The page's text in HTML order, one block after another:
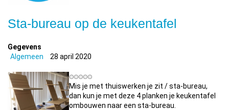
Sta-bureau op de keukentafel
Gegevens
Algemeen
28 april 2020
Mis je met thuiswerken je zit / sta-bureau,
dan kun je met deze 4 planken je keukentafel
ombouwen naar een sta-bureau.